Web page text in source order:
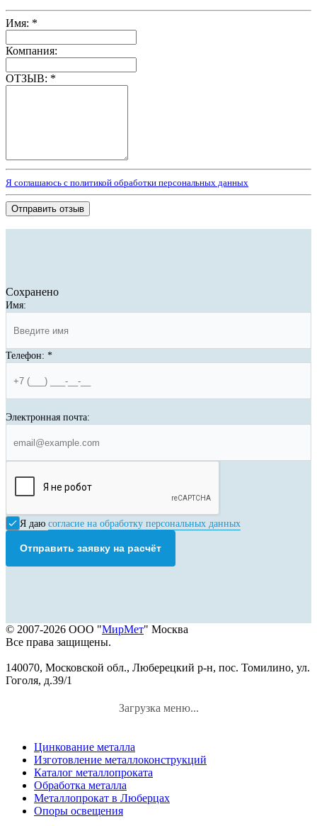
Имя: *
Компания:
ОТЗЫВ: *
Я соглашаюсь с политикой обработки персональных данных
Отправить отзыв
Сохранено
Имя:
Телефон: *
Электронная почта:
Я даю согласие на обработку персональных данных
Отправить заявку на расчёт
© 2007-2026 ООО "МирМет" Москва
Все права защищены.
140070, Московской обл., Люберецкий р-н, пос. Томилино, ул.
Гоголя, д.39/1
Загрузка меню...
Цинкование металла
Изготовление металлоконструкций
Каталог металлопроката
Обработка металла
Металлопрокат в Люберцах
Опоры освещения